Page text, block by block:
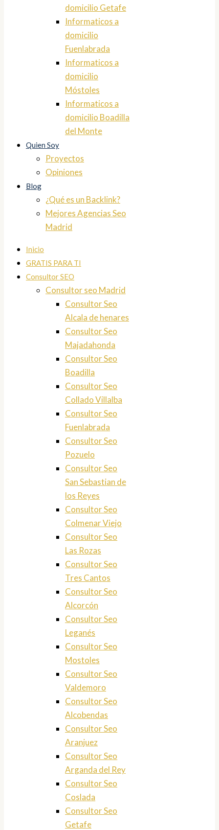
domicilio Getafe
Informaticos a
domicilio
Fuenlabrada
Informaticos a
domicilio
Móstoles
Informaticos a
domicilio Boadilla
del Monte
Quien Soy
Proyectos
Opiniones
Blog
¿Qué es un Backlink?
Mejores Agencias Seo
Madrid
Inicio
GRATIS PARA TI
Consultor SEO
Consultor seo Madrid
Consultor Seo
Alcala de henares
Consultor Seo
Majadahonda
Consultor Seo
Boadilla
Consultor Seo
Collado Villalba
Consultor Seo
Fuenlabrada
Consultor Seo
Pozuelo
Consultor Seo
San Sebastian de
los Reyes
Consultor Seo
Colmenar Viejo
Consultor Seo
Las Rozas
Consultor Seo
Tres Cantos
Consultor Seo
Alcorcón
Consultor Seo
Leganés
Consultor Seo
Mostoles
Consultor Seo
Valdemoro
Consultor Seo
Alcobendas
Consultor Seo
Aranjuez
Consultor Seo
Arganda del Rey
Consultor Seo
Coslada
Consultor Seo
Getafe